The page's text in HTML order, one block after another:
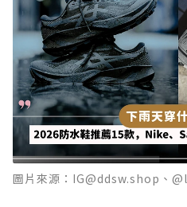
圖片來源：IG@ddsw.shop、